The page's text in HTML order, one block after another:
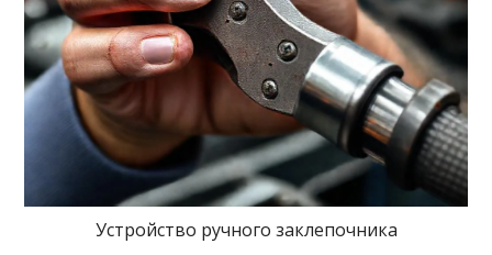
Устройство ручного заклепочника